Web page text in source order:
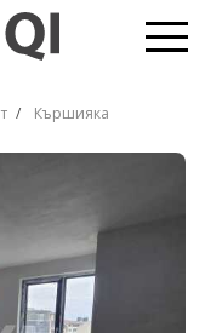
Кършияка